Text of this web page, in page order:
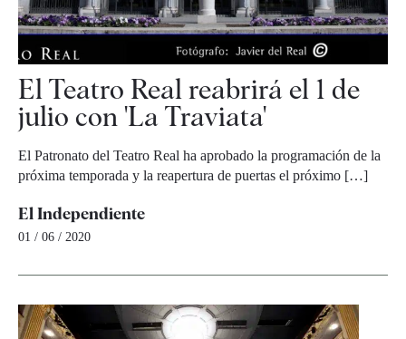
El Teatro Real reabrirá el 1 de
julio con 'La Traviata'
El Patronato del Teatro Real ha aprobado la programación de la
próxima temporada y la reapertura de puertas el próximo […]
El Independiente
01 / 06 / 2020